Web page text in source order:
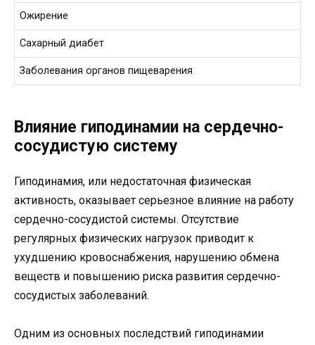
Ожирение
Сахарный диабет
Заболевания органов пищеварения
Влияние гиподинамии на сердечно-
сосудистую систему
Гиподинамия, или недостаточная физическая
активность, оказывает серьезное влияние на работу
сердечно-сосудистой системы. Отсутствие
регулярных физических нагрузок приводит к
ухудшению кровоснабжения, нарушению обмена
веществ и повышению риска развития сердечно-
сосудистых заболеваний.
Одним из основных последствий гиподинамии